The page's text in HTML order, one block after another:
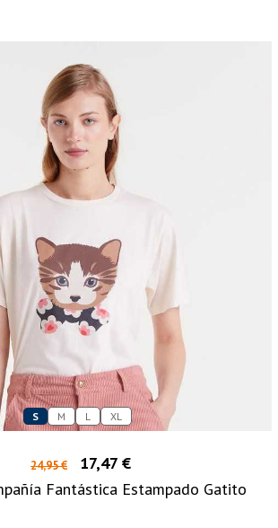
S M L XL
24,95 €
17,47 €
Fantástica Estampado Gatito